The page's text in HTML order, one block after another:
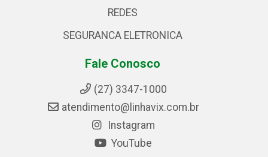
REDES
SEGURANCA ELETRONICA
Fale Conosco
(27) 3347-1000
atendimento@linhavix.com.br
Instagram
YouTube